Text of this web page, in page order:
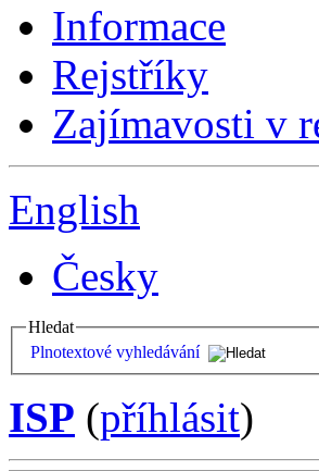
Informace
Rejstříky
Zajímavosti v
English
Česky
Hledat
Plnotextové vyhledávání
ISP (příhlásit)